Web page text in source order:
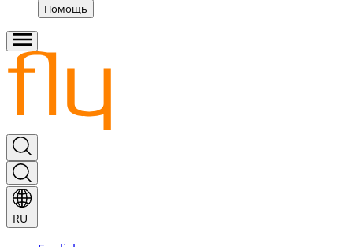
Помощь
RU